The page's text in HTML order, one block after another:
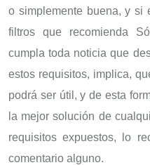
o simplemente buena, y si
filtros que recomienda
cumpla toda noticia que
estos requisitos, implica,
podrá ser útil, y de esta
la mejor solución de
requisitos expuestos, lo
comentario alguno.